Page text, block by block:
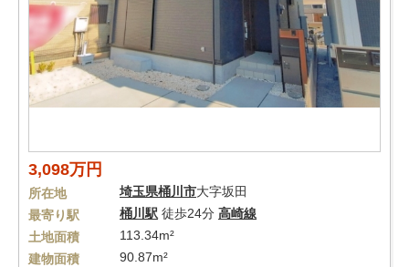
3,098万円
所在地 埼玉県桶川市大字坂田
最寄り駅
桶川駅 徒歩24分 高崎線
土地面積
113.34m²
建物面積
90.87m²